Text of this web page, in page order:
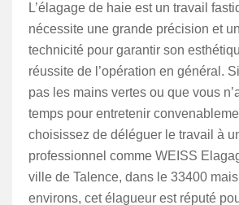
L’élagage de haie est un travail
nécessite une grande précision et
technicité pour garantir son
réussite de l’opération en général.
pas les mains vertes ou que vous
temps pour entretenir
choisissez de déléguer le travail à
professionnel comme WEISS
ville de Talence, dans le 33400
environs, cet élagueur est réputé